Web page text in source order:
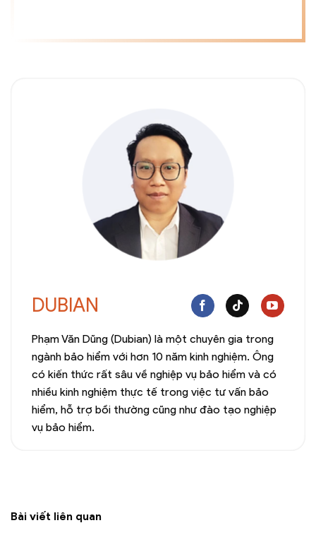
DUBIAN
Phạm Văn Dũng (Dubian) là một chuyên gia trong
ngành bảo hiểm với hơn 10 năm kinh nghiệm. Ông
có kiến thức rất sâu về nghiệp vụ bảo hiểm và có
nhiều kinh nghiệm thực tế trong việc tư vấn bảo
hiểm, hỗ trợ bồi thường cũng như đào tạo nghiệp
vụ bảo hiểm.
Bài viết liên quan